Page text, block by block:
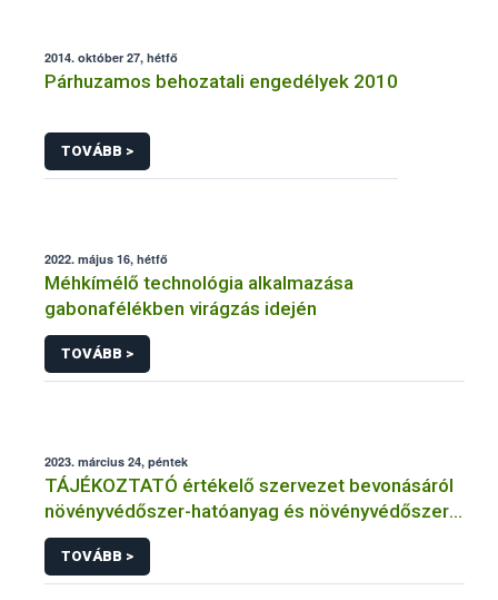
2014. október 27, hétfő
Párhuzamos behozatali engedélyek 2010
TOVÁBB >
2022. május 16, hétfő
Méhkímélő technológia alkalmazása
gabonafélékben virágzás idején
TOVÁBB >
2023. március 24, péntek
TÁJÉKOZTATÓ értékelő szervezet bevonásáról
növényvédőszer-hatóanyag és növényvédőszer
engedélyezésére, továbbá a meglévő engedély
meghosszabbítására vagy módosítására irányuló
eljárásba
TOVÁBB >